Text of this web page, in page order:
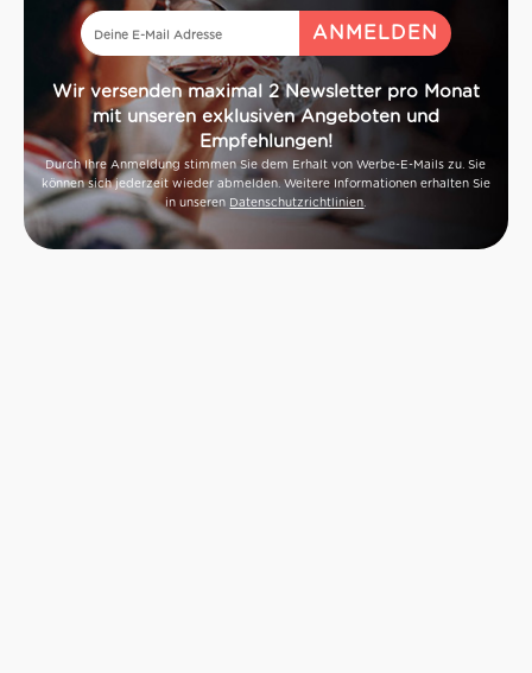
Wir versenden maximal 2 Newsletter pro Monat
mit unseren exklusiven Angeboten und
Empfehlungen!
Durch Ihre Anmeldung stimmen Sie dem Erhalt von Werbe-E-Mails zu. Sie
können sich jederzeit wieder abmelden. Weitere Informationen erhalten Sie
in unseren Datenschutzrichtlinien